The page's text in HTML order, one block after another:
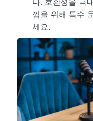
낌을 위해 특수
세요.